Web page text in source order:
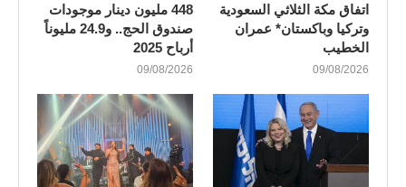
اتفاق مكة الثلاثي السعودية
وتركيا وباكستان* عمران
الخطيب
09/08/2026
448 مليون دينار موجودات
صندوق الحج.. و24.9 مليوناً
أرباح 2025
09/08/2026